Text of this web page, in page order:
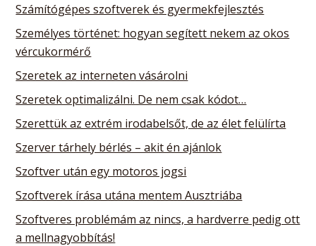
Számítógépes szoftverek és gyermekfejlesztés
Személyes történet: hogyan segített nekem az okos
vércukormérő
Szeretek az interneten vásárolni
Szeretek optimalizálni. De nem csak kódot…
Szerettük az extrém irodabelsőt, de az élet felülírta
Szerver tárhely bérlés – akit én ajánlok
Szoftver után egy motoros jogsi
Szoftverek írása utána mentem Ausztriába
Szoftveres problémám az nincs, a hardverre pedig ott
a mellnagyobbítás!